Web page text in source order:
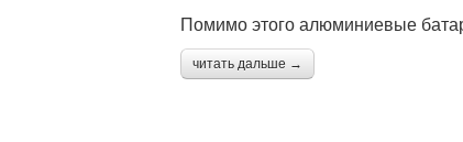
Помимо этого алюминиевые
читать дальше →